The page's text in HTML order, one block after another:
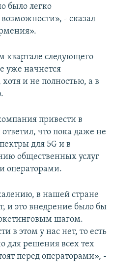
было легко
- сказал
квартале следующего
уже начнется
и не полностью, а в
привести в
что пока даже не
для 5G и в
общественных услуг
операторами.
в нашей стране
и это внедрение было бы
шагом.
в этом у нас нет, то есть
для решения всех тех
перед операторами», -